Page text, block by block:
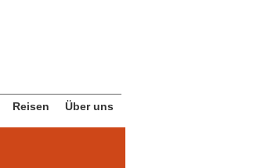
Reisen Über uns